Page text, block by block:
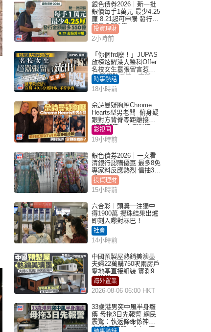
銀色債券2026｜新一批
銀債每手1萬元 最少4.25
厘 8.21起可申購 發行金
額最多550億
投資理財
2小時前
「你個frd廢！」JUPAS
放榜炫耀港大醫科Offer
名校女生囂張留言惹眾
怒 醫學院澄清：宣稱
「40.5分獲錄取」不符事
實｜Juicy叮
時事熱話
18小時前
佘詩曼疑胸壓Chrome
Hearts型男老闆 俯身疑
跟對方背脊零距離接觸
網民驚呼：企側邊唔
得？
影視圈
19小時前
銀色債券2026｜一文看
清銀行認購優惠 最多8免
專家料反應熱烈 倡抽30
手
投資理財
15小時前
六合彩︱頭獎一注獨中
得1900萬 攪珠結果出爐
即刻入嚟對冧巴！
社會
14小時前
中國預製屋熱銷美澳墨
夫婦22萬購750呎兩房戶
零地基直接組裝 實測9個
月激讚
海外置業
2026-08-06 06:00 HKT
33歲港男突中風半身癱
瘓 母拖3日先報警 網民
震驚：執返條命係神蹟
自爆2個惡習｜Juicy叮